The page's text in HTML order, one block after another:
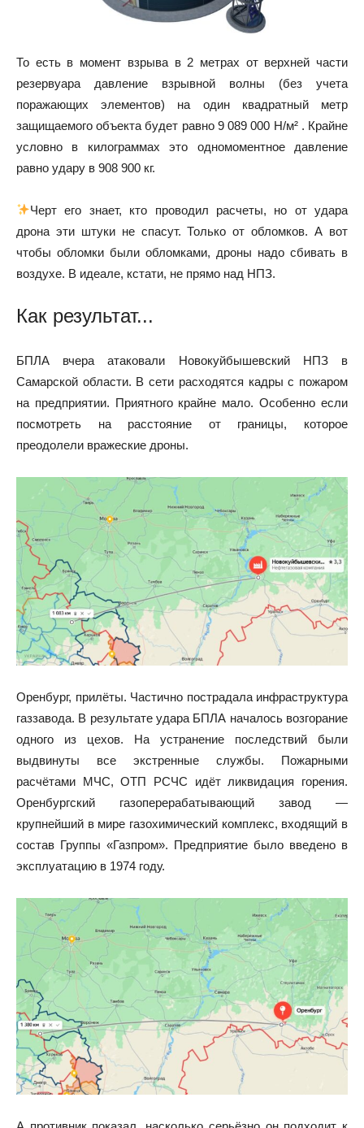
То есть в момент взрыва в 2 метрах от верхней части
резервуара давление взрывной волны (без учета
поражающих элементов) на один квадратный метр
защищаемого объекта будет равно 9 089 000 Н/м² . Крайне
условно в килограммах это одномоментное давление
равно удару в 908 900 кг.
Черт его знает, кто проводил расчеты, но от удара
дрона эти штуки не спасут. Только от обломков. А вот
чтобы обломки были обломками, дроны надо сбивать в
воздухе. В идеале, кстати, не прямо над НПЗ.
Как результат...
БПЛА вчера атаковали Новокуйбышевский НПЗ в
Самарской области. В сети расходятся кадры с пожаром
на предприятии. Приятного крайне мало. Особенно если
посмотреть на расстояние от границы, которое
преодолели вражеские дроны.
Оренбург, прилёты. Частично пострадала инфраструктура
газзавода. В результате удара БПЛА началось возгорание
одного из цехов. На устранение последствий были
выдвинуты все экстренные службы. Пожарными
расчётами МЧС, ОТП РСЧС идёт ликвидация горения.
Оренбургский газоперерабатывающий завод —
крупнейший в мире газохимический комплекс, входящий в
состав Группы «Газпром». Предприятие было введено в
эксплуатацию в 1974 году.